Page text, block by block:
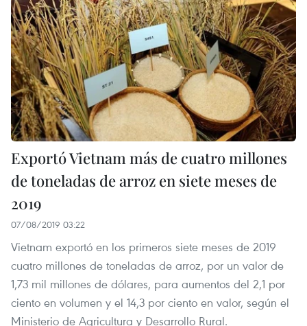
Exportó Vietnam más de cuatro millones
de toneladas de arroz en siete meses de
2019
07/08/2019 03:22
Vietnam exportó en los primeros siete meses de 2019
cuatro millones de toneladas de arroz, por un valor de
1,73 mil millones de dólares, para aumentos del 2,1 por
ciento en volumen y el 14,3 por ciento en valor, según el
Ministerio de Agricultura y Desarrollo Rural.